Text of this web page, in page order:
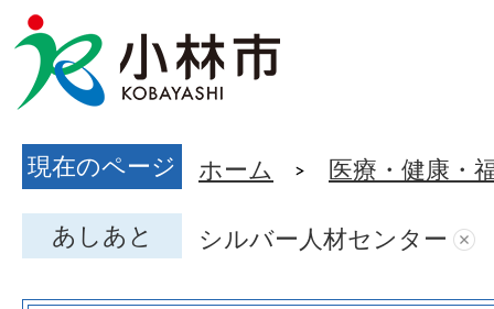
現在のページ ホーム 医療・健康・
あしあと シルバー人材センター